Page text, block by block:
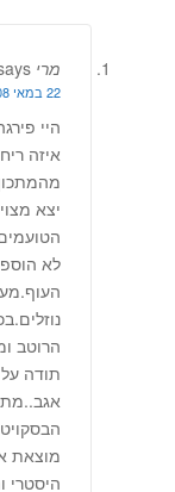
מרי
22 במאי 2008 at 20:46
היי
איזה
יצא
לא
הרוטב
תודה
מוצאת
היסטרי